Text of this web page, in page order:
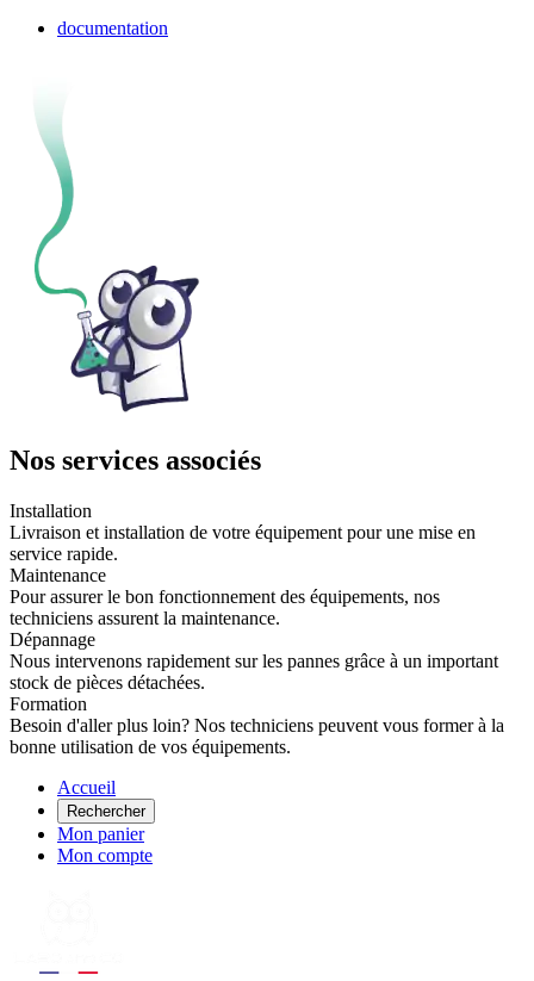
documentation
Nos services associés
Installation
Livraison et installation de votre équipement pour une mise en
service rapide.
Maintenance
Pour assurer le bon fonctionnement des équipements, nos
techniciens assurent la maintenance.
Dépannage
Nous intervenons rapidement sur les pannes grâce à un important
stock de pièces détachées.
Formation
Besoin d'aller plus loin? Nos techniciens peuvent vous former à la
bonne utilisation de vos équipements.
Accueil
Rechercher
Mon panier
Mon compte